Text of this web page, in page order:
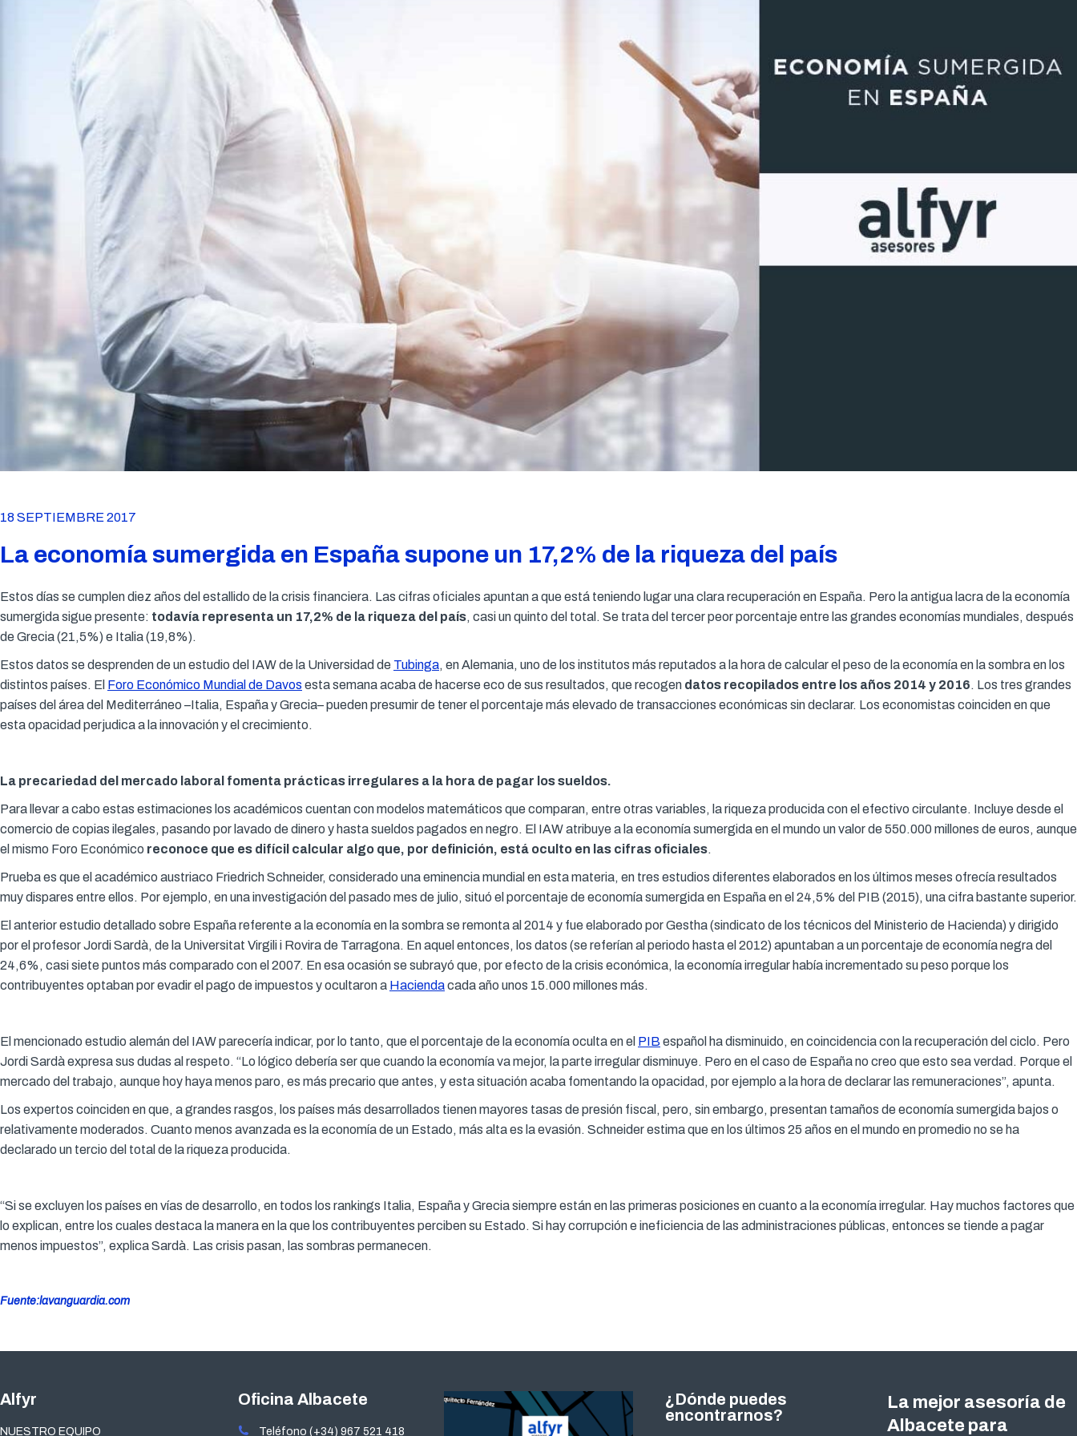
18 SEPTIEMBRE 2017
La economía sumergida en España supone un 17,2% de la riqueza del país
Estos días se cumplen diez años del estallido de la crisis financiera. Las cifras oficiales apuntan a que está teniendo lugar una clara recuperación en España. Pero la antigua lacra de la economía
sumergida sigue presente: todavía representa un 17,2% de la riqueza del país, casi un quinto del total. Se trata del tercer peor porcentaje entre las grandes economías mundiales, después
de Grecia (21,5%) e Italia (19,8%).
Estos datos se desprenden de un estudio del IAW de la Universidad de Tubinga, en Alemania, uno de los institutos más reputados a la hora de calcular el peso de la economía en la sombra en los
distintos países. El Foro Económico Mundial de Davos esta semana acaba de hacerse eco de sus resultados, que recogen datos recopilados entre los años 2014 y 2016. Los tres grandes
países del área del Mediterráneo –Italia, España y Grecia– pueden presumir de tener el porcentaje más elevado de transacciones económicas sin declarar. Los economistas coinciden en que
esta opacidad perjudica a la innovación y el crecimiento.
La precariedad del mercado laboral fomenta prácticas irregulares a la hora de pagar los sueldos.
Para llevar a cabo estas estimaciones los académicos cuentan con modelos matemáticos que comparan, entre otras variables, la riqueza producida con el efectivo circulante. Incluye desde el
comercio de copias ilegales, pasando por lavado de dinero y hasta sueldos pagados en negro. El IAW atribuye a la economía sumergida en el mundo un valor de 550.000 millones de euros, aunque
el mismo Foro Económico reconoce que es difícil calcular algo que, por definición, está oculto en las cifras oficiales.
Prueba es que el académico austriaco Friedrich Schneider, considerado una eminencia mundial en esta materia, en tres estudios diferentes elaborados en los últimos meses ofrecía resultados
muy dispares entre ellos. Por ejemplo, en una investigación del pasado mes de julio, situó el porcentaje de economía sumergida en España en el 24,5% del PIB (2015), una cifra bastante superior.
El anterior estudio detallado sobre España referente a la economía en la sombra se remonta al 2014 y fue elaborado por Gestha (sindicato de los técnicos del Ministerio de Hacienda) y dirigido
por el profesor Jordi Sardà, de la Universitat Virgili i Rovira de Tarragona. En aquel entonces, los datos (se referían al periodo hasta el 2012) apuntaban a un porcentaje de economía negra del
24,6%, casi siete puntos más comparado con el 2007. En esa ocasión se subrayó que, por efecto de la crisis económica, la economía irregular había incrementado su peso porque los
contribuyentes optaban por evadir el pago de impuestos y ocultaron a Haciendacada año unos 15.000 millones más.
El mencionado estudio alemán del IAW parecería indicar, por lo tanto, que el porcentaje de la economía oculta en el PIB español ha disminuido, en coincidencia con la recuperación del ciclo. Pero
Jordi Sardà expresa sus dudas al respeto. “Lo lógico debería ser que cuando la economía va mejor, la parte irregular disminuye. Pero en el caso de España no creo que esto sea verdad. Porque el
mercado del trabajo, aunque hoy haya menos paro, es más precario que antes, y esta situación acaba fomentando la opacidad, por ejemplo a la hora de declarar las remuneraciones”, apunta.
Los expertos coinciden en que, a grandes rasgos, los países más desarrollados tienen mayores tasas de presión fiscal, pero, sin embargo, presentan tamaños de economía sumergida bajos o
relativamente moderados. Cuanto menos avanzada es la economía de un Estado, más alta es la evasión. Schneider estima que en los últimos 25 años en el mundo en promedio no se ha
declarado un tercio del total de la riqueza producida.
“Si se excluyen los países en vías de desarrollo, en todos los rankings Italia, España y Grecia siempre están en las primeras posiciones en cuanto a la economía irregular. Hay muchos factores que
lo explican, entre los cuales destaca la manera en la que los contribuyentes perciben su Estado. Si hay corrupción e ineficiencia de las administraciones públicas, entonces se tiende a pagar
menos impuestos”, explica Sardà. Las crisis pasan, las sombras permanecen.
Fuente:lavanguardia.com
Alfyr
NUESTRO EQUIPO
Oficina Albacete
Teléfono (+34) 967 521 418
¿Dónde puedes
encontrarnos?
La mejor asesoría de
Albacete para